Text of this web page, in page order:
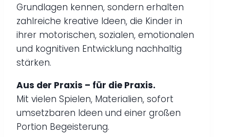
Grundlagen kennen, sondern erhalten
zahlreiche kreative Ideen, die Kinder in
ihrer motorischen, sozialen, emotionalen
und kognitiven Entwicklung nachhaltig
stärken.
Aus der Praxis – für die Praxis.
Mit vielen Spielen, Materialien, sofort
umsetzbaren Ideen und einer großen
Portion Begeisterung.